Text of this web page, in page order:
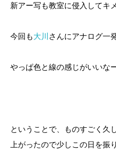
新アー写も教室に侵入してキ
今回も大川 さんにアナログ一
やっぱ色と線の感じがいいなー
ということで、ものすごく久
上がったので少しこの日を振